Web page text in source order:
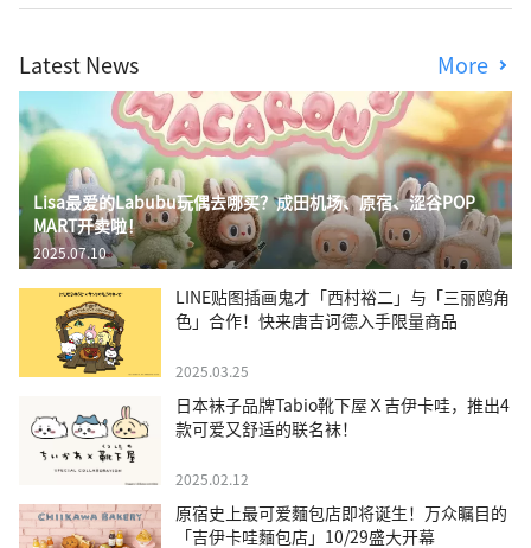
Latest News More
Lisa最爱的Labubu玩偶去哪买？成田机场、原宿、涩谷POP
MART开卖啦！
2025.07.10
LINE贴图插画鬼才「西村裕二」与「三丽鸥角
色」合作！快来唐吉诃德入手限量商品
2025.03.25
日本袜子品牌Tabio靴下屋Ｘ吉伊卡哇，推出4
款可爱又舒适的联名袜！
2025.02.12
原宿史上最可爱麵包店即将诞生！万众瞩目的
「吉伊卡哇麵包店」10/29盛大开幕